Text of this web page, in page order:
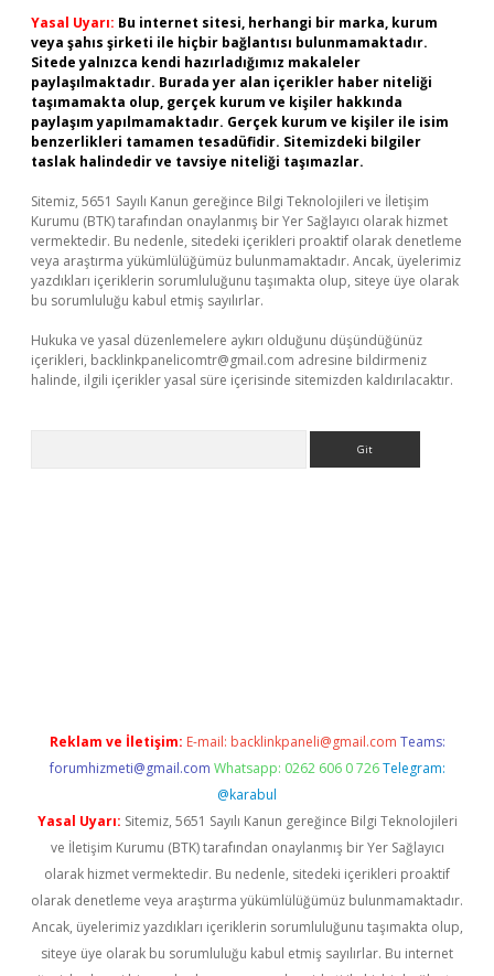
Yasal Uyarı: Bu internet sitesi, herhangi bir marka, kurum
veya şahıs şirketi ile hiçbir bağlantısı bulunmamaktadır.
Sitede yalnızca kendi hazırladığımız makaleler
paylaşılmaktadır. Burada yer alan içerikler haber niteliği
taşımamakta olup, gerçek kurum ve kişiler hakkında
paylaşım yapılmamaktadır. Gerçek kurum ve kişiler ile isim
benzerlikleri tamamen tesadüfidir. Sitemizdeki bilgiler
taslak halindedir ve tavsiye niteliği taşımazlar.
Sitemiz, 5651 Sayılı Kanun gereğince Bilgi Teknolojileri ve İletişim
Kurumu (BTK) tarafından onaylanmış bir Yer Sağlayıcı olarak hizmet
vermektedir. Bu nedenle, sitedeki içerikleri proaktif olarak denetleme
veya araştırma yükümlülüğümüz bulunmamaktadır. Ancak, üyelerimiz
yazdıkları içeriklerin sorumluluğunu taşımakta olup, siteye üye olarak
bu sorumluluğu kabul etmiş sayılırlar.
Hukuka ve yasal düzenlemelere aykırı olduğunu düşündüğünüz
içerikleri, backlinkpanelicomtr@gmail.com adresine bildirmeniz
halinde, ilgili içerikler yasal süre içerisinde sitemizden kaldırılacaktır.
Reklam ve İletişim: E-mail: backlinkpaneli@gmail.com Teams:
forumhizmeti@gmail.com Whatsapp: 0262 606 0 726 Telegram:
@karabul
Yasal Uyarı: Sitemiz, 5651 Sayılı Kanun gereğince Bilgi Teknolojileri
ve İletişim Kurumu (BTK) tarafından onaylanmış bir Yer Sağlayıcı
olarak hizmet vermektedir. Bu nedenle, sitedeki içerikleri proaktif
olarak denetleme veya araştırma yükümlülüğümüz bulunmamaktadır.
Ancak, üyelerimiz yazdıkları içeriklerin sorumluluğunu taşımakta olup,
siteye üye olarak bu sorumluluğu kabul etmiş sayılırlar. Bu internet